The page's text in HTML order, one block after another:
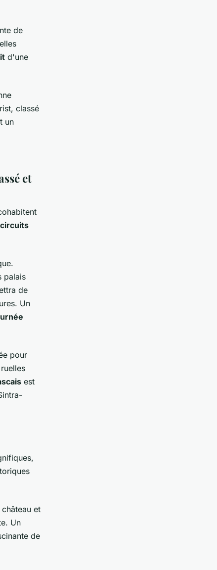
de
d'une
classé
un
et
circuits
palais
de
Un
pour
est
et
Un
de